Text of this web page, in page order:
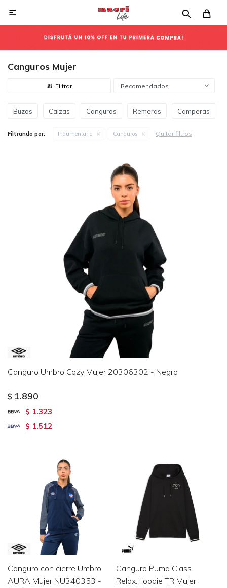

Canguros Mujer
Recomendados
Buzos Calzas Canguros Remeras Camperas
Filtrando por: Indumentaria Canguros Quitar filtros
Canguro Umbro Cozy Mujer 20306302 - Negro
$ 1.890
$ 1.323
$ 1.512
Canguro con cierre Umbro
AURA Mujer NU340353 -
Canguro Puma Class
Relax.Hoodie TR Mujer